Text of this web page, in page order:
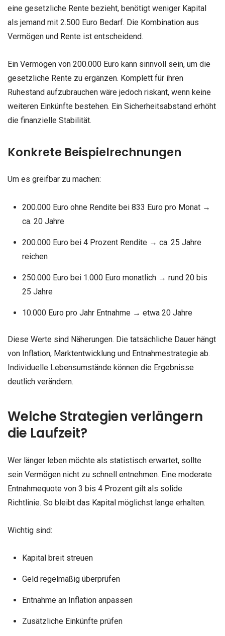
eine gesetzliche Rente bezieht, benötigt weniger Kapital
als jemand mit 2.500 Euro Bedarf. Die Kombination aus
Vermögen und Rente ist entscheidend.
Ein Vermögen von 200.000 Euro kann sinnvoll sein, um die
gesetzliche Rente zu ergänzen. Komplett für ihren
Ruhestand aufzubrauchen wäre jedoch riskant, wenn keine
weiteren Einkünfte bestehen. Ein Sicherheitsabstand erhöht
die finanzielle Stabilität.
Konkrete Beispielrechnungen
Um es greifbar zu machen:
200.000 Euro ohne Rendite bei 833 Euro pro Monat →
ca. 20 Jahre
200.000 Euro bei 4 Prozent Rendite → ca. 25 Jahre
reichen
250.000 Euro bei 1.000 Euro monatlich → rund 20 bis
25 Jahre
10.000 Euro pro Jahr Entnahme → etwa 20 Jahre
Diese Werte sind Näherungen. Die tatsächliche Dauer hängt
von Inflation, Marktentwicklung und Entnahmestrategie ab.
Individuelle Lebensumstände können die Ergebnisse
deutlich verändern.
Welche Strategien verlängern
die Laufzeit?
Wer länger leben möchte als statistisch erwartet, sollte
sein Vermögen nicht zu schnell entnehmen. Eine moderate
Entnahmequote von 3 bis 4 Prozent gilt als solide
Richtlinie. So bleibt das Kapital möglichst lange erhalten.
Wichtig sind:
Kapital breit streuen
Geld regelmäßig überprüfen
Entnahme an Inflation anpassen
Zusätzliche Einkünfte prüfen